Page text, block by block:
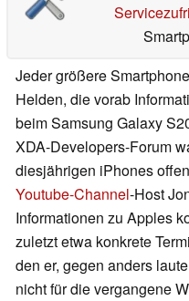
Jeder größere
Helden, die vorab
beim Samsung Galaxy
XDA-Developers-Forum
diesjährigen iPhones
Youtube-Channel-Host
Informationen zu Apples
zuletzt etwa konkrete
den er, gegen anders
nicht für die vergangene